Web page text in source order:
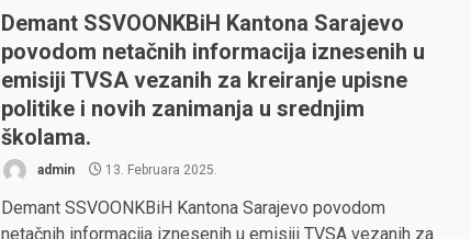
Demant SSVOONKBiH Kantona Sarajevo
povodom netačnih informacija iznesenih u
emisiji TVSA vezanih za kreiranje upisne
politike i novih zanimanja u srednjim
školama.
admin 13. Februara 2025.
Demant SSVOONKBiH Kantona Sarajevo povodom
netačnih informacija iznesenih u emisiji TVSA vezanih za